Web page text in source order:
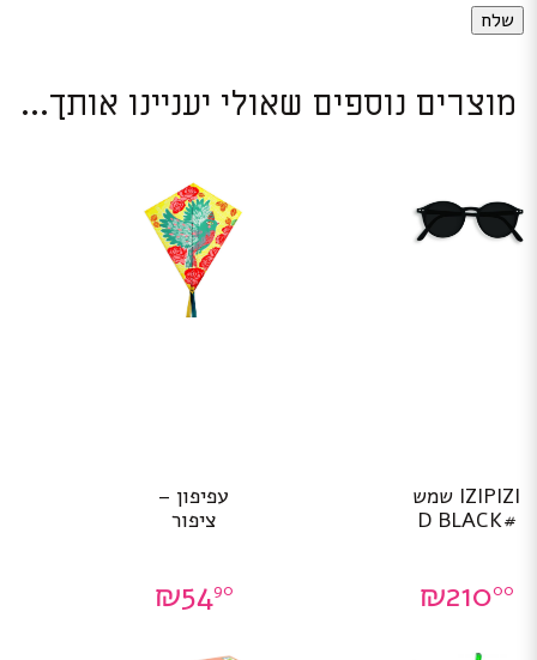
מוצרים נוספים שאולי יעניינו אותך...
IZIPIZI שמש
#D BLACK
₪21000
עפיפון –
ציפור
₪5490